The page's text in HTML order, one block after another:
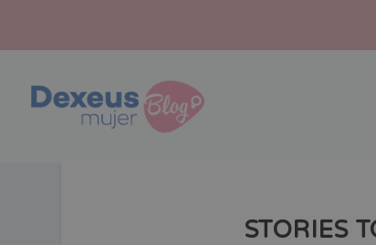
STORIES